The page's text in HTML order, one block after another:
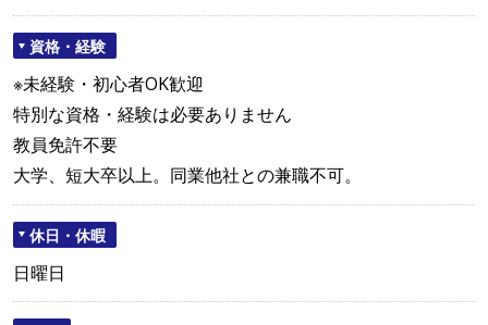
資格・経験
※未経験・初心者OK歓迎
特別な資格・経験は必要ありません
教員免許不要
大学、短大卒以上。同業他社との兼職不可。
休日・休暇
日曜日